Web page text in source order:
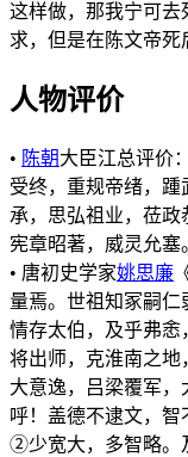
这样做，那我宁可去
求，但是在陈文帝死
人物评价
• 陈朝大臣江总评价
受终，重规帝绪，
承，思弘祖业，莅政
宪章昭著，威灵允塞
• 唐初史学家姚思廉
量焉。世祖知冢嗣仁
情存太伯，及乎弗悆
将出师，克淮南之地
大意逸，吕梁覆军
呼！盖德不逮文，智
②少宽大，多智略。